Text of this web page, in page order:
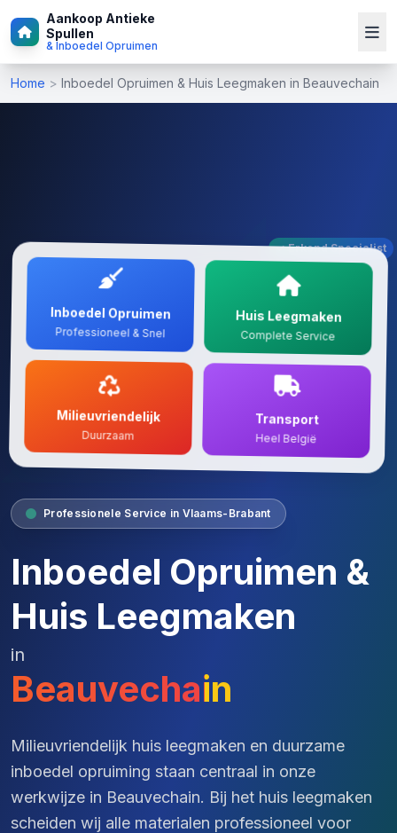
Aankoop Antieke
Spullen
& Inboedel Opruimen
Home > Inboedel Opruimen & Huis Leegmaken in Beauvechain
Professionele Service in Vlaams-Brabant
Inboedel Opruimen &
Huis Leegmaken
in
Beauvechain
Milieuvriendelijk huis leegmaken en duurzame
inboedel opruiming staan centraal in onze
werkwijze in Beauvechain. Bij het huis leegmaken
scheiden wij alle materialen professioneel voor
Inboedel Opruimen
Professioneel & Snel
Huis Leegmaken
Complete Service
Milieuvriendelijk
Duurzaam
Transport
Heel België
✓ Erkend Specialist